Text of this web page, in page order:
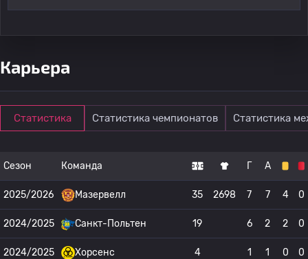
Карьера
Статистика Статистика чемпионатов Статистика
Сезон Команда Г А
2025/2026 Мазервелл 35 2698 7 7 4 0
2024/2025 Санкт-Польтен 19 6 2 2 0
2024/2025 Хорсенс 4 1 1 0 0